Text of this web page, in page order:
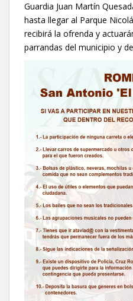
Guardia Juan Martín
hasta llegar al Parque
recibirá la ofrenda y
parrandas del municipio y